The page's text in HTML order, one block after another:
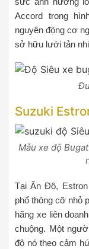
Accord trong
nguyên động cơ
sở hữu lưới tản
Suzuki
Mẫu xe độ
Tại Ấn Độ,
phổ thông cỡ nhỏ
hãng xe liên
chuộng. Một
độ nó theo cảm